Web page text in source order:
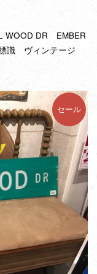
WOOD DR EMBER
識 ヴィンテージ
セール